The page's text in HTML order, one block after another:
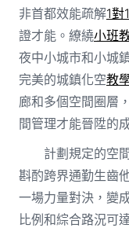
非首都效能疏解1對
證才能。繚繞小班
夜中小城市和小城
完美的城鎮化空教
廊和多個空間圈層
間管理才能晉陞的
計劃規定的空
斟酌跨界通勤生齒
一場力量對決，變
比例和綜合路況可